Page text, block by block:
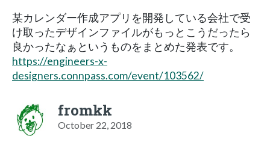
某カレンダー作成アプリを開発している会社で受
け取ったデザインファイルがもっとこうだったら
良かったなぁというものをまとめた発表です。
https://engineers-x-
designers.connpass.com/event/103562/
fromkk
October 22, 2018